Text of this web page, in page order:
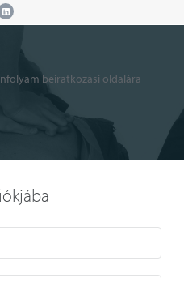
beiratkozási oldalára